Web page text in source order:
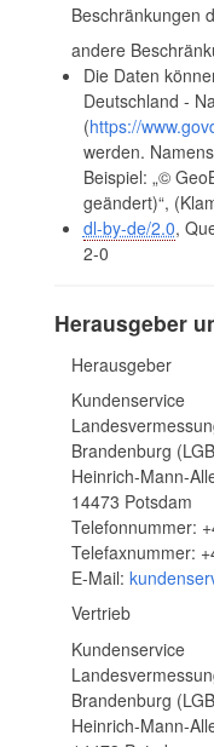
Beschränkungen
andere
Die Daten
Deutschland -
(https://
werden.
Beispiel: „©
geändert)“,
dl-by-de/2.0,
2-0
Herausgeber
Herausgeber
Kundenservice
Brandenburg
Heinrich-Mann-
14473 Potsdam
Telefonnummer:
Telefaxnummer:
E-Mail:
Vertrieb
Kundenservice
Brandenburg
Heinrich-Mann-